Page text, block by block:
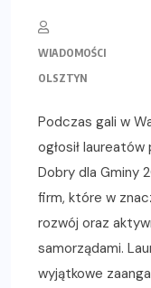
WIADOMOŚCI
OLSZTYN
Podczas gali w
ogłosił
Dobry dla Gminy
firm, które w
rozwój oraz
samorządami.
wyjątkowe